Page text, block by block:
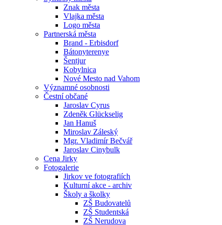
Znak města
Vlajka města
Logo města
Partnerská města
Brand - Erbisdorf
Bátonyterenye
Šentjur
Kobylnica
Nové Mesto nad Vahom
Významné osobnosti
Čestní občané
Jaroslav Cyrus
Zdeněk Glückselig
Jan Hanuš
Miroslav Záleský
Mgr. Vladimír Bečvář
Jaroslav Cinybulk
Cena Jirky
Fotogalerie
Jirkov ve fotografiích
Kulturní akce - archiv
Školy a školky
ZŠ Budovatelů
ZŠ Studentská
ZŠ Nerudova